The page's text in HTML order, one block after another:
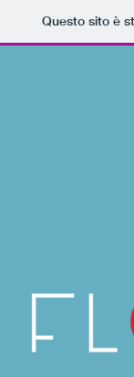
Questo sito è